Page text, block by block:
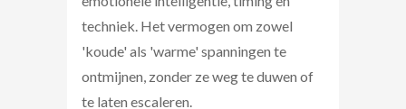
techniek. Het vermogen om zowel
'koude' als 'warme' spanningen te
ontmijnen, zonder ze weg te duwen of
te laten escaleren.